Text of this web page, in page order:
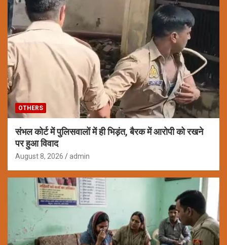
OTHERS
संभल कोर्ट में पुलिसवालों में ही भिड़ंत, बैरक में आरोपी को रखने
पर हुआ विवाद
August 8, 2026 admin